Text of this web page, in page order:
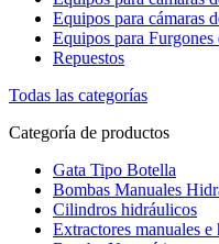
Equipos para cámaras
Equipos para
Repuestos
Todas las categorías
Categoría de productos
Gata Tipo Botella
Bombas Manuales
Cilindros hidráulicos
Extractores manuales